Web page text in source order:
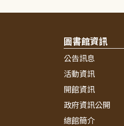
圖書館資訊
公告訊息
活動資訊
開館資訊
政府資訊公開
總館簡介